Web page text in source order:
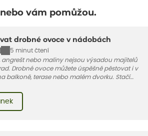
vám pomůžou.
drobné ovoce v nádobách
5 minut čtení
angrešt nebo maliny nejsou výsadou majitelů
Drobné ovoce můžete úspěšně pěstovat i v
balkoně, terase nebo malém dvorku. Stačí
pravidel. V tomto článku vám poradíme, jak na